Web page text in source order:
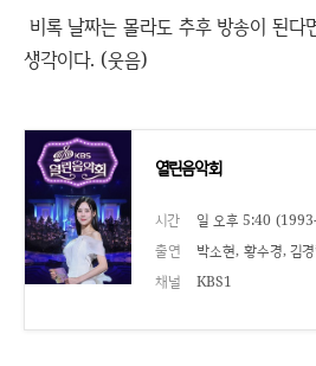
비록 날짜는 몰라도 추후 방송이 된
생각이다. (웃음)
열린음악회
시간
일 오후 5:40
출연
채널
KBS1